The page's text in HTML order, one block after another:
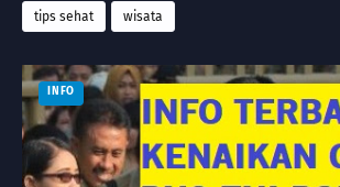
tips sehat wisata
INFO